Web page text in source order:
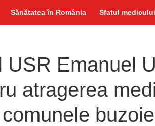
Sănătatea în România Sfatul medicului
USR Emanuel
atragerea